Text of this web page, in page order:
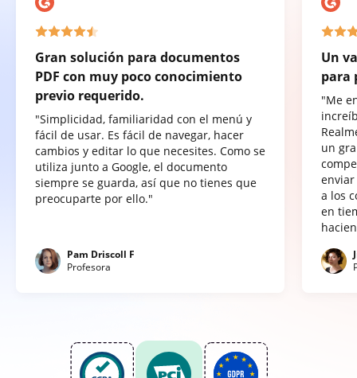
Gran solución para documentos
PDF con muy poco conocimiento
previo requerido.
"Simplicidad, familiaridad con el menú y
fácil de usar. Es fácil de navegar, hacer
cambios y editar lo que necesites. Como se
utiliza junto a Google, el documento
siempre se guarda, así que no tienes que
preocuparte por ello."
Pam Driscoll F
Profesora
Un
para
"Me
un
a los
en